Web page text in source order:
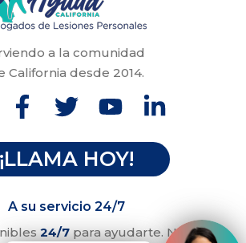
a la comunidad
California desde 2014.
¡LLAMA HOY!
A su servicio 24/7
24/7 para ayudarte. Nuestros